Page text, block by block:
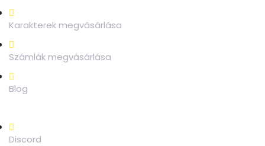
Karakterek megvásárlása
Számlák megvásárlása
Blog
Discord